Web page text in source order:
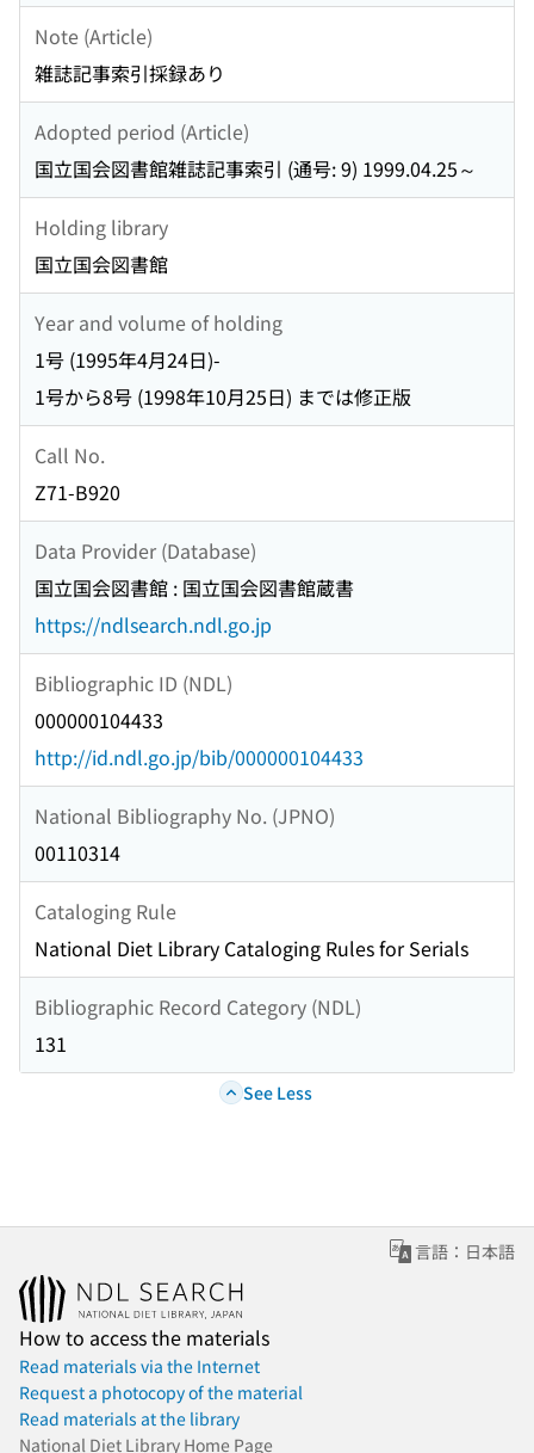
Note (Article)
雑誌記事索引採録あり
Adopted period (Article)
国立国会図書館雑誌記事索引 (通号: 9) 1999.04.25～
Holding library
国立国会図書館
Year and volume of holding
1号 (1995年4月24日)-
1号から8号 (1998年10月25日) までは修正版
Call No.
Z71-B920
Data Provider (Database)
国立国会図書館 : 国立国会図書館蔵書
https://ndlsearch.ndl.go.jp
Bibliographic ID (NDL)
000000104433
http://id.ndl.go.jp/bib/000000104433
National Bibliography No. (JPNO)
00110314
Cataloging Rule
National Diet Library Cataloging Rules for Serials
Bibliographic Record Category (NDL)
131
See Less
言語：日本語
How to access the materials
Read materials via the Internet
Request a photocopy of the material
Read materials at the library
National Diet Library Home Page